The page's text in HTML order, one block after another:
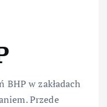
BHP w zakładach
Przede